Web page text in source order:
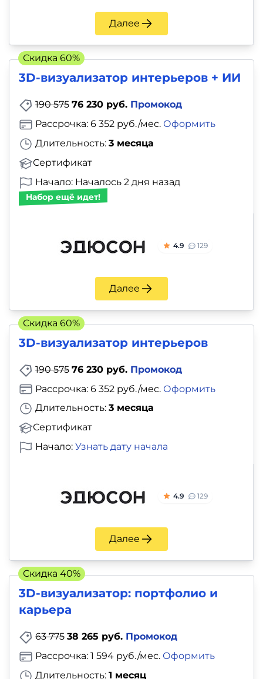
Далее
3D-визуализатор интерьеров + ИИ
190 575 76 230 руб. Промокод
Длительность: 3 месяца
Сертификат
Рассрочка: 6 352 руб./мес. Оформить
Начало: Началось 2 дня назад
Набор ещё идет!
4.9 129
Далее
Скидка 60%
3D-визуализатор интерьеров
190 575 76 230 руб. Промокод
Длительность: 3 месяца
Сертификат
Рассрочка: 6 352 руб./мес. Оформить
Начало: Узнать дату начала
4.9 129
Далее
Скидка 60%
3D-визуализатор: портфолио и
карьера
63 775 38 265 руб. Промокод
Длительность: 1 месяц
Рассрочка: 1 594 руб./мес. Оформить
Скидка 40%